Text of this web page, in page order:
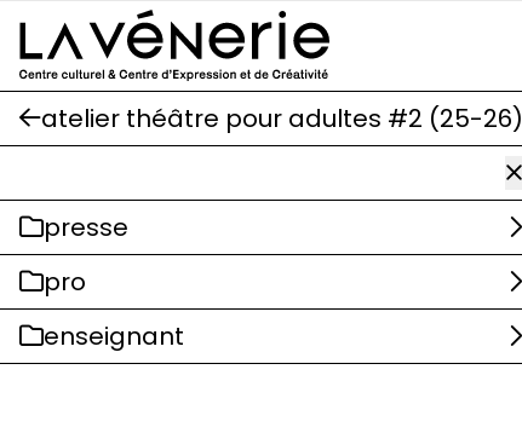
Aller au contenu principal
atelier théâtre pour adultes #2 (25-26)
presse
pro
enseignant